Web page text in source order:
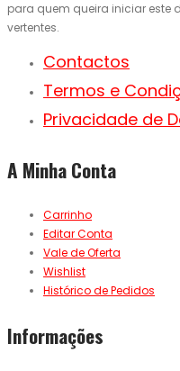
para quem queira iniciar este
vertentes.
Contactos
Termos e
Privacidade de
A Minha Conta
Carrinho
Editar Conta
Vale de Oferta
Wishlist
Histórico de Pedidos
Informações